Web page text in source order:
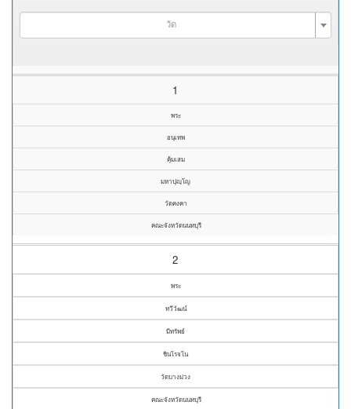
วัด
1
พระ
อนุเทพ
คุ้มเสม
มหาปุญฺโญ
วัดคงคา
คณะจังหวัดนนทบุรี
2
พระ
ทวีวัฒน์
มีทรัพย์
ชินโรจโน
วัดบางม่วง
คณะจังหวัดนนทบุรี